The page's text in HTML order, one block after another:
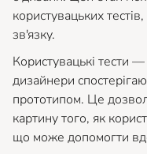
користувацьких
зв'язку.
Користувацькі тести
дизайнери
прототипом. Це
картину того, як
що може допомогти